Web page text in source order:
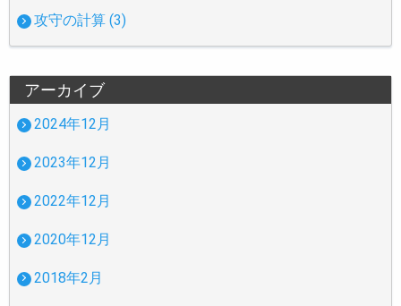
攻守の計算 (3)
アーカイブ
2024年12月
2023年12月
2022年12月
2020年12月
2018年2月